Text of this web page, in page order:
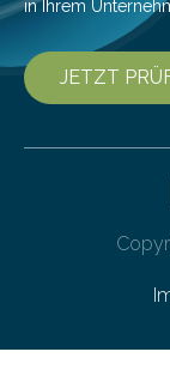
in Ihrem
JETZT